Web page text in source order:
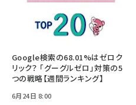
Google検索の68.01%はゼロク
リック？ 「グーグルゼロ」対策の5
つの戦略【週間ランキング】
6月24日 8:00